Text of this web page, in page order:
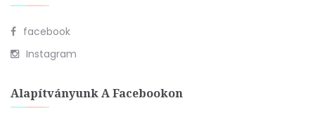
facebook
Instagram
Alapítványunk A Facebookon